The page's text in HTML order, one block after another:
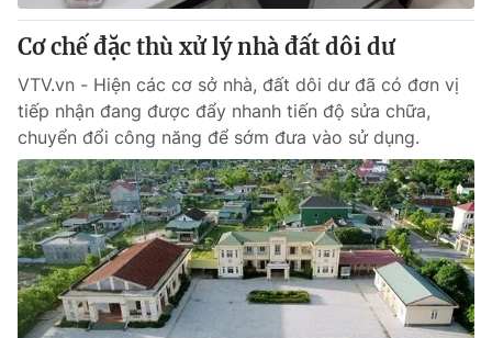
Tổng Biên tập:Vũ Thanh Thủy
Phó Tổng Biên tập:Nguyễn Thị Mỹ Hạnh, Phạm Quốc Thắng,
Nguyễn Trọng Ninh
Tổng đài VTV:024.38 355 931 - 024.38 355 932
Ðiện thoại Thời báo VTV:024.66 897 897
Email:toasoan@vtv.vn
Liên hệ quảng cáo:024-7300.7108
Cơ chế đặc thù xử lý nhà đất dôi dư
VTV.vn - Hiện các cơ sở nhà, đất dôi dư đã có đơn vị
tiếp nhận đang được đẩy nhanh tiến độ sửa chữa,
chuyển đổi công năng để sớm đưa vào sử dụng.